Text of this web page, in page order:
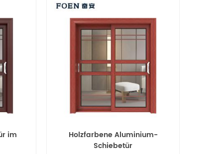
Verschiedene Türtypen für
unterschiedliche architektonische
Anforderungen.
im
Holzfarbene Aluminium-
Schiebetür